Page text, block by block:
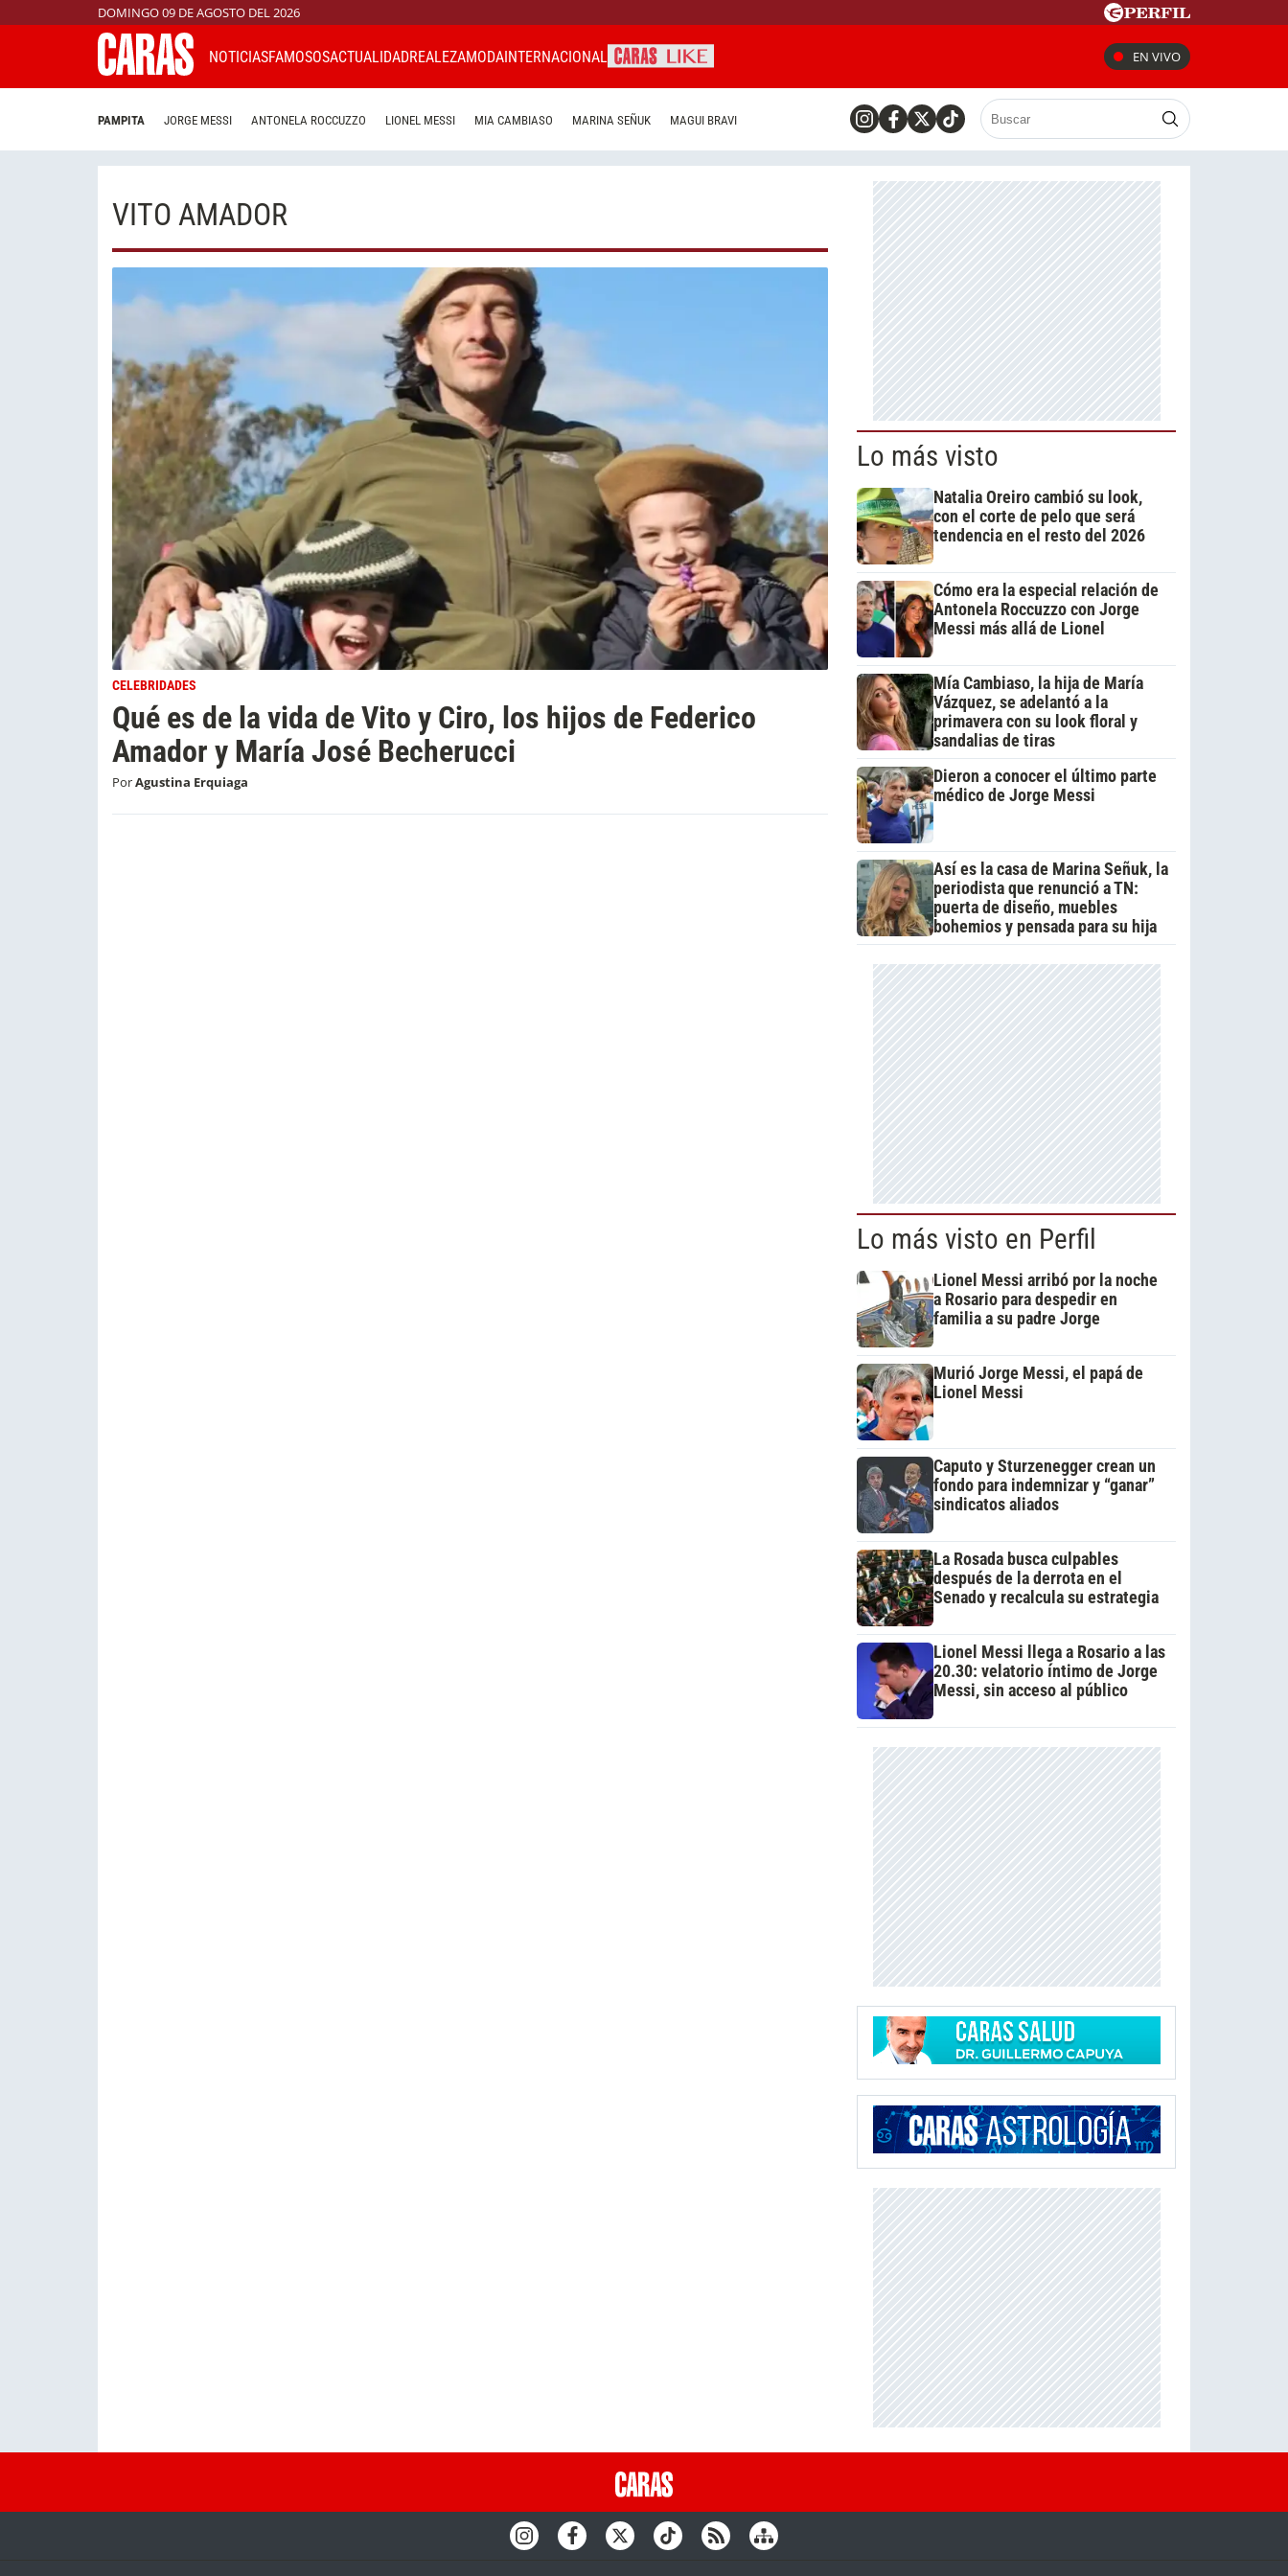
DOMINGO 09 DE AGOSTO DEL 2026
NOTICIASFAMOSOSACTUALIDADREALEZAMODAINTERNACIONAL EN VIVO
PAMPITA JORGE MESSI ANTONELA ROCCUZZO LIONEL MESSI MIA CAMBIASO MARINA SEÑUK MAGUI BRAVI
VITO AMADOR
CELEBRIDADES
Qué es de la vida de Vito y Ciro, los hijos de Federico
Amador y María José Becherucci
PorAgustina Erquiaga
Lo más visto
Natalia Oreiro cambió su look,
con el corte de pelo que será
tendencia en el resto del 2026
Cómo era la especial relación de
Antonela Roccuzzo con Jorge
Messi más allá de Lionel
Mía Cambiaso, la hija de María
Vázquez, se adelantó a la
primavera con su look floral y
sandalias de tiras
Dieron a conocer el último parte
médico de Jorge Messi
Así es la casa de Marina Señuk, la
periodista que renunció a TN:
puerta de diseño, muebles
bohemios y pensada para su hija
Lo más visto en Perfil
Lionel Messi arribó por la noche
a Rosario para despedir en
familia a su padre Jorge
Murió Jorge Messi, el papá de
Lionel Messi
Caputo y Sturzenegger crean un
fondo para indemnizar y “ganar”
sindicatos aliados
La Rosada busca culpables
después de la derrota en el
Senado y recalcula su estrategia
Lionel Messi llega a Rosario a las
20.30: velatorio íntimo de Jorge
Messi, sin acceso al público